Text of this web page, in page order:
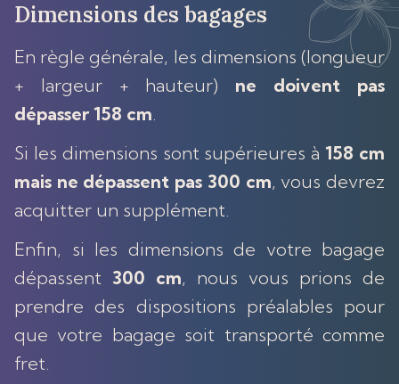
Dimensions des bagages
En règle générale, les dimensions (longueur
+ largeur + hauteur) ne doivent pas
dépasser 158 cm.
Si les dimensions sont supérieures à158 cm
mais ne dépassent pas 300 cm, vous devrez
acquitter un supplément.
Enfin, si les dimensions de votre bagage
dépassent 300 cm, nous vous prions de
prendre des dispositions préalables pour
que votre bagage soit transporté comme
fret.